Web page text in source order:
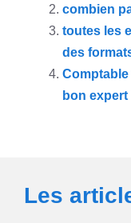
combien
toutes les
des
bon expert
Les